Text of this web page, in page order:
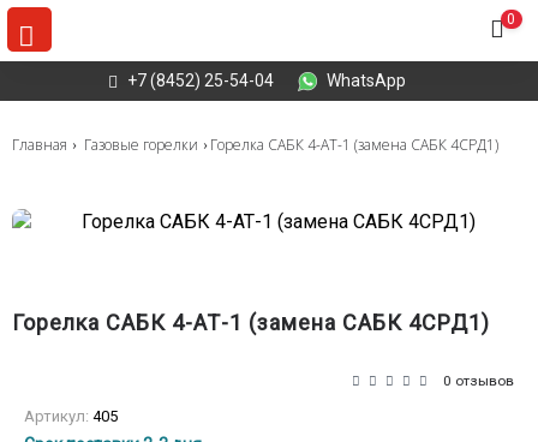
+7 (8452) 25-54-04 WhatsApp
0
Главная Газовые горелки Горелка САБК 4-АТ-1 (замена САБК 4СРД1)
Горелка САБК 4-АТ-1 (замена САБК 4СРД1)
0 отзывов
Артикул: 405